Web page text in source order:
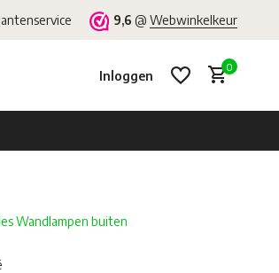
9,6 @ Webwinkelkeur
Inloggen
0
Wandlampen buiten